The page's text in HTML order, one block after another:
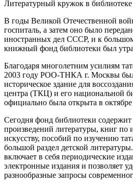
Литературный кружок в
В годы Великой Отечественной
госпиталь, а затем оно было
иностранных дел СССР, и к
книжный фонд библиотеки был
Благодаря многолетним усилиям
2003 году РОО-ТНКА г. Москвы
историческое здание для
центра (ТКЦ) и его национальной
официально была открыта в октябре
Сегодня фонд библиотеки содержит
произведений литературы, книг по
искусству, пособий по изучению
большой раздел детской
включает в себя периодические
электронные издания и позволяет
разнообразные запросы